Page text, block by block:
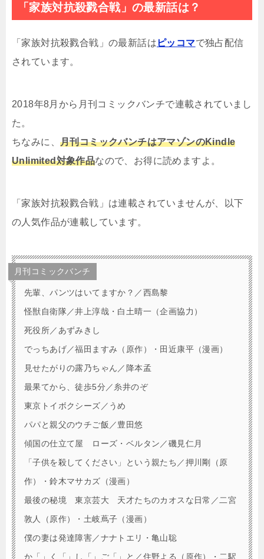
「家族対抗殺戮合戦」の最新話は？
「家族対抗殺戮合戦」の最新話は ピッコマで独占配信
されています。
2018年8月から月刊コミックバンチで連載されていまし
た。
ちなみに、 月刊コミックバンチはアマゾンのKindle
Unlimited対象作品なので、お得に読めますよ。
「家族対抗殺戮合戦」は連載されていませんが、以下
の人気作品が連載しています。
月刊コミックバンチ
先輩、パンツはいてますか？／西島黎
怪獣自衛隊／井上淳哉・白土晴一（企画協力）
死役所／あずみきし
でっちあげ／福田ますみ（原作）・田近康平（漫画）
見せたがりの露乃ちゃん／降本孟
最果てから、徒歩5分／糸井のぞ
東京トイボクシーズ／うめ
パパと親父のウチご飯／豊田悠
傾国の仕立て屋 ローズ・ベルタン／磯見仁月
「子供を殺してください」という親たち／押川剛（原
作）・鈴木マサカズ（漫画）
最後の秘境 東京芸大 天才たちのカオスな日常／二宮
敦人（原作）・土岐蔦子（漫画）
僕の妻は発達障害／ナナトエリ・亀山聡
か「」く「」し「」ご「」と／住野よる（原作）・二駅